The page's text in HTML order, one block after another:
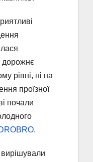
дорожнє
рівні, ні на
проїзної
почали
.